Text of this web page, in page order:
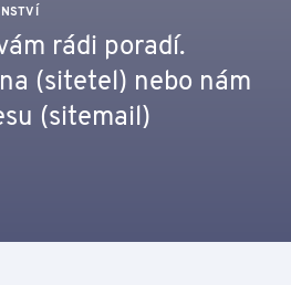
rádi poradí.
(sitetel) nebo nám
(sitemail)